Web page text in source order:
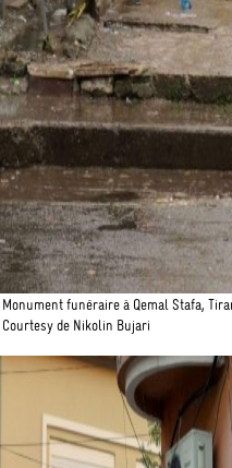
Monument funéraire à Qemal Stafa,
Courtesy de Nikolin Bujari